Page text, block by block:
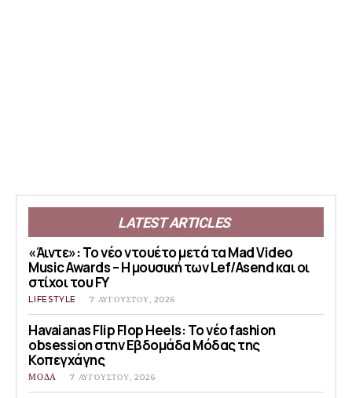
LATEST ARTICLES
«Άιντε»: Το νέο ντουέτο μετά τα Mad Video
Music Awards – Η μουσική των Lef/Asend και οι
στίχοι του FY
LIFESTYLE 7 ΑΥΓΟΎΣΤΟΥ, 2026
Havaianas Flip Flop Heels: Το νέο fashion
obsession στην Εβδομάδα Μόδας της
Κοπεγχάγης
ΜΟΔΑ 7 ΑΥΓΟΎΣΤΟΥ, 2026